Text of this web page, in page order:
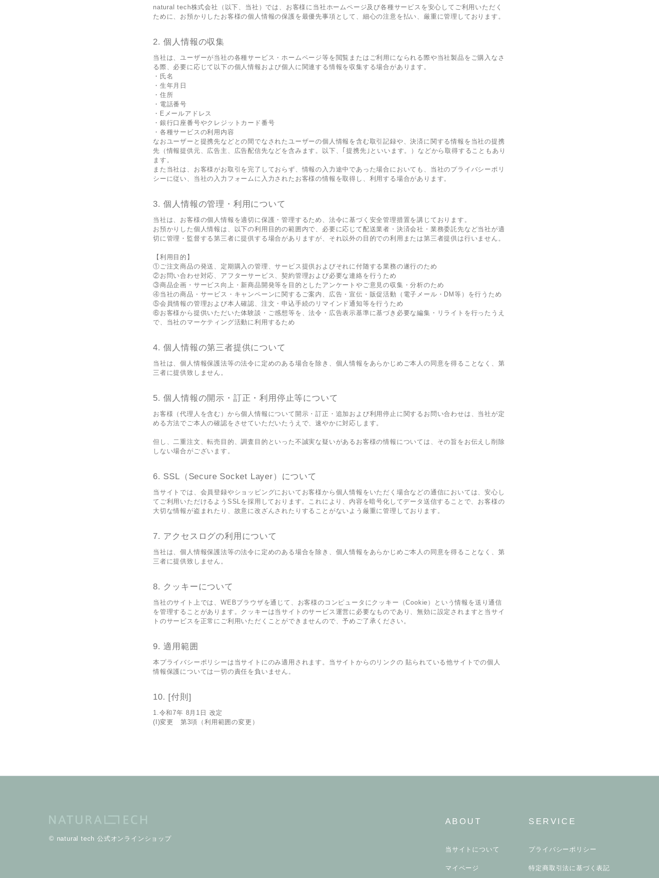
natural tech株式会社（以下、当社）では、お客様に当社ホームページ及び各種サービスを安心してご利用いただく
ために、お預かりしたお客様の個人情報の保護を最優先事項として、細心の注意を払い、厳重に管理しております。
個人情報の収集
当社は、ユーザーが当社の各種サービス・ホームページ等を閲覧またはご利用になられる際や当社製品をご購入なさ
る際、必要に応じて以下の個人情報および個人に関連する情報を収集する場合があります。
・氏名
・生年月日
・住所
・電話番号
・Eメールアドレス
・銀行口座番号やクレジットカード番号
・各種サービスの利用内容
なおユーザーと提携先などとの間でなされたユーザーの個人情報を含む取引記録や、決済に関する情報を当社の提携
先（情報提供元、広告主、広告配信先などを含みます。以下、｢提携先｣といいます。）などから取得することもあり
ます。
また当社は、お客様がお取引を完了しておらず、情報の入力途中であった場合においても、当社のプライバシーポリ
シーに従い、当社の入力フォームに入力されたお客様の情報を取得し、利用する場合があります。
個人情報の管理・利用について
当社は、お客様の個人情報を適切に保護・管理するため、法令に基づく安全管理措置を講じております。
お預かりした個人情報は、以下の利用目的の範囲内で、必要に応じて配送業者・決済会社・業務委託先など当社が適
切に管理・監督する第三者に提供する場合がありますが、それ以外の目的での利用または第三者提供は行いません。
【利用目的】
①ご注文商品の発送、定期購入の管理、サービス提供およびそれに付随する業務の遂行のため
②お問い合わせ対応、アフターサービス、契約管理および必要な連絡を行うため
③商品企画・サービス向上・新商品開発等を目的としたアンケートやご意見の収集・分析のため
④当社の商品・サービス・キャンペーンに関するご案内、広告・宣伝・販促活動（電子メール・DM等）を行うため
⑤会員情報の管理および本人確認、注文・申込手続のリマインド通知等を行うため
⑥お客様から提供いただいた体験談・ご感想等を、法令・広告表示基準に基づき必要な編集・リライトを行ったうえ
で、当社のマーケティング活動に利用するため
個人情報の第三者提供について
当社は、個人情報保護法等の法令に定めのある場合を除き、個人情報をあらかじめご本人の同意を得ることなく、第
三者に提供致しません。
個人情報の開示・訂正・利用停止等について
お客様（代理人を含む）から個人情報について開示・訂正・追加および利用停止に関するお問い合わせは、当社が定
める方法でご本人の確認をさせていただいたうえで、速やかに対応します。
但し、二重注文、転売目的、調査目的といった不誠実な疑いがあるお客様の情報については、その旨をお伝えし削除
しない場合がございます。
SSL（Secure Socket Layer）について
当サイトでは、会員登録やショッピングにおいてお客様から個人情報をいただく場合などの通信においては、安心し
てご利用いただけるようSSLを採用しております。これにより、内容を暗号化してデータ送信することで、お客様の
大切な情報が盗まれたり、故意に改ざんされたりすることがないよう厳重に管理しております。
アクセスログの利用について
当社は、個人情報保護法等の法令に定めのある場合を除き、個人情報をあらかじめご本人の同意を得ることなく、第
三者に提供致しません。
クッキーについて
当社のサイト上では、WEBブラウザを通じて、お客様のコンピュータにクッキー（Cookie）という情報を送り通信
を管理することがあります。クッキーは当サイトのサービス運営に必要なものであり、無効に設定されますと当サイ
トのサービスを正常にご利用いただくことができませんので、予めご了承ください。
適用範囲
本プライバシーポリシーは当サイトにのみ適用されます。当サイトからのリンクの 貼られている他サイトでの個人
情報保護については一切の責任を負いません。
[付則]
1.令和7年 8月1日 改定
(I)変更 第3項（利用範囲の変更）
© natural tech 公式オンラインショップ
ABOUT
当サイトについて
マイページ
SERVICE
プライバシーポリシー
特定商取引法に基づく表記